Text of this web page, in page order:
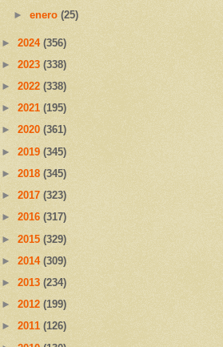
►enero(25)
► 2024 (356)
► 2023 (338)
► 2022 (338)
► 2021 (195)
► 2020 (361)
► 2019 (345)
► 2018 (345)
► 2017 (323)
► 2016 (317)
► 2015 (329)
► 2014 (309)
► 2013 (234)
► 2012 (199)
► 2011 (126)